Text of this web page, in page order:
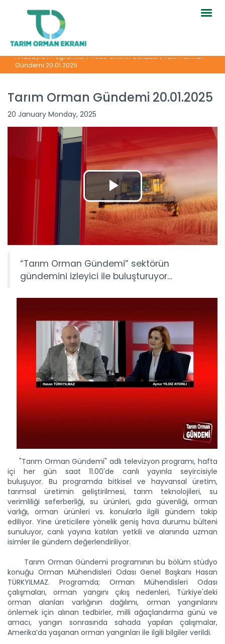
Anasayfa|Programlar|TARIM ORMAN GÜNDEMİ|Tarım Orman
Gündemi 20.01.2025
Tarım Orman Gündemi 20.01.2025
20 January Monday, 2025
“Tarım Orman Gündemi” sektörün
gündemini izleyici ile buluşturuyor…
"Tarım Orman Gündemi" adlı televizyon programı, hafta
içi her gün saat 11.00'de canlı yayınla seyircisiyle
buluşuyor. Bu programda bitkisel ve hayvansal üretim,
tarımsal üretimin geliştirilmesi, tarım teknolojileri, su
verimliliği seferberliği, su ürünleri, gıda güvenliği, orman
varlığı, orman ürünleri vs. konularla ilgili gündem takip
ediliyor. Yine üreticilere yönelik geniş hava durumu bülteni
sunuluyor, canlı yayına katılan yetkili ve alanında uzman
isimler ile gündem değerlendiriliyor.
Tarım Orman Gündemi programının bu bölüm stüdyo
konuğu Orman Mühendisleri Odası Genel Başkanı Hasan
TÜRKYILMAZ. Programda; Orman Mühendisleri Odası
çalışmaları, orman yangını çıkış nedenleri, Türkiye'deki
orman alanları varlığının dağılımı, orman yangınlarını
önlemek için alınan tedbirler, milli ağaçlandırma günü ve
amacı, yangın sonrasında sahada yapılan çalışmalar,
Amerika’da yaşanan orman yangınları ile ilgili bilgiler verildi.
Tarım Orman Gündemi 15.06.2026
Tarım Orman Gündemi 12.06.2026
“Tarım Orman Gündemi” sektörün gündemini izleyici ile...
Devamını Oku ->
Tarım Orman Gündemi 11.06.2026